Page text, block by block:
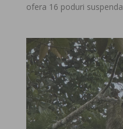
ofera 16 poduri